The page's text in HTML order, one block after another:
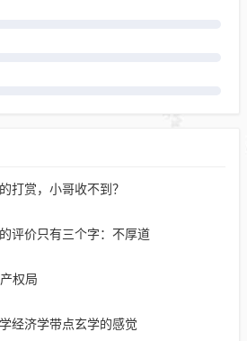
打赏，小哥收不到？
评价只有三个字：不厚道
权局
经济学带点玄学的感觉